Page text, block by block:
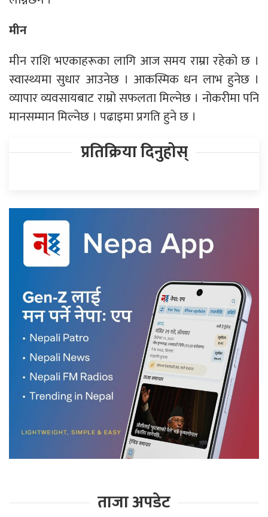
मीन
मीन राशि भएकाहरूका लागि आज समय राम्रा रहेको छ ।
स्वास्थ्यमा सुधार आउनेछ । आकस्मिक धन लाभ हुनेछ ।
व्यापार व्यवसायबाट राम्रो सफलता मिल्नेछ । नोकरीमा पनि
मानसम्मान मिल्नेछ । पढाइमा प्रगति हुने छ ।
प्रतिक्रिया दिनुहोस्
ताजा अपडेट